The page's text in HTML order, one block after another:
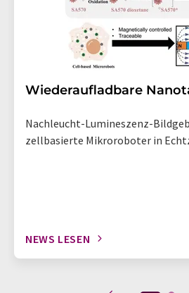
Wiederaufladbare
Nachleucht-Lumineszenz-
zellbasierte Mikroroboter in
NEWS LESEN